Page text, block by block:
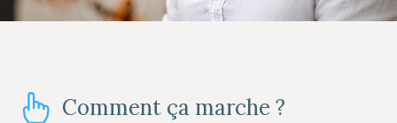
Comment ça marche ?